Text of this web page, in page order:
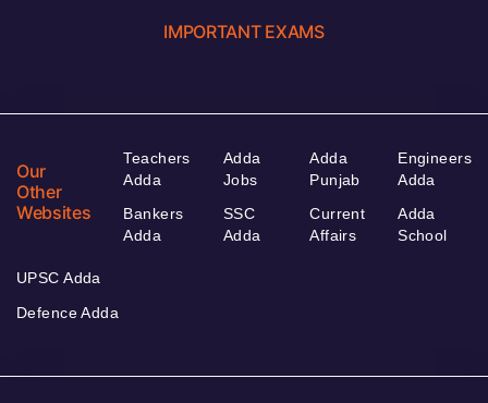
IMPORTANT EXAMS
Our
Other
Websites
Teachers
Adda
Bankers
Adda
Adda
Jobs
SSC
Adda
Adda
Punjab
Current
Affairs
Engineers
Adda
Adda
School
UPSC Adda
Defence Adda